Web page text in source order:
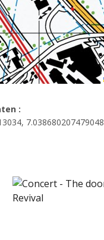
:
7.038680207479048